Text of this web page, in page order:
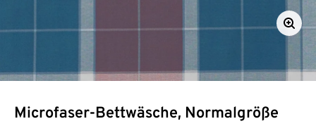
Microfaser-Bettwäsche, Normalgröße